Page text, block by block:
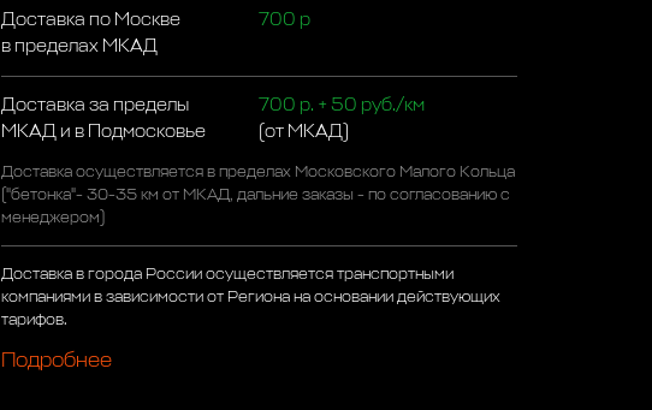
Доставка по Москве
в пределах МКАД
700 р
Доставка за пределы
МКАД и в Подмосковье
700 р. + 50 руб./км
(от МКАД)
Доставка осуществляется в пределах Московского Малого Кольца
("бетонка"- 30-35 км от МКАД, дальние заказы - по согласованию с
менеджером)
Доставка в города России осуществляется транспортными
компаниями в зависимости от Региона на основании действующих
тарифов.
Подробнее